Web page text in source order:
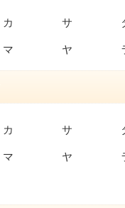
カ サ
マ ヤ
カ サ
マ ヤ